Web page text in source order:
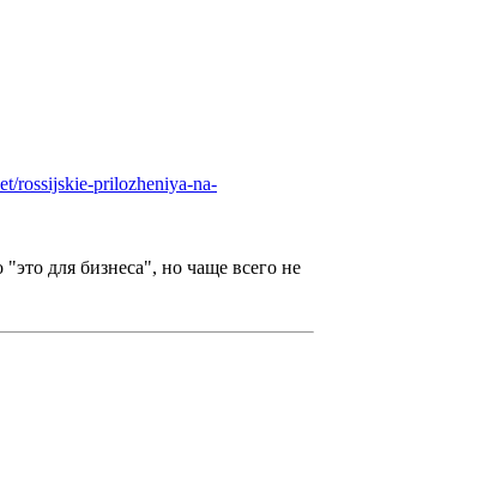
rossijskie-prilozheniya-na-
для бизнеса", но чаще всего не